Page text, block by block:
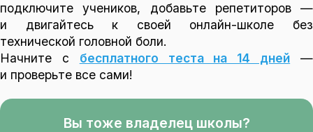
подключите учеников, добавьте репетиторов —
и двигайтесь к своей онлайн-школе без
технической головной боли.
Начните с бесплатного теста на 14 дней —
и проверьте все сами!
Вы тоже владелец школы?